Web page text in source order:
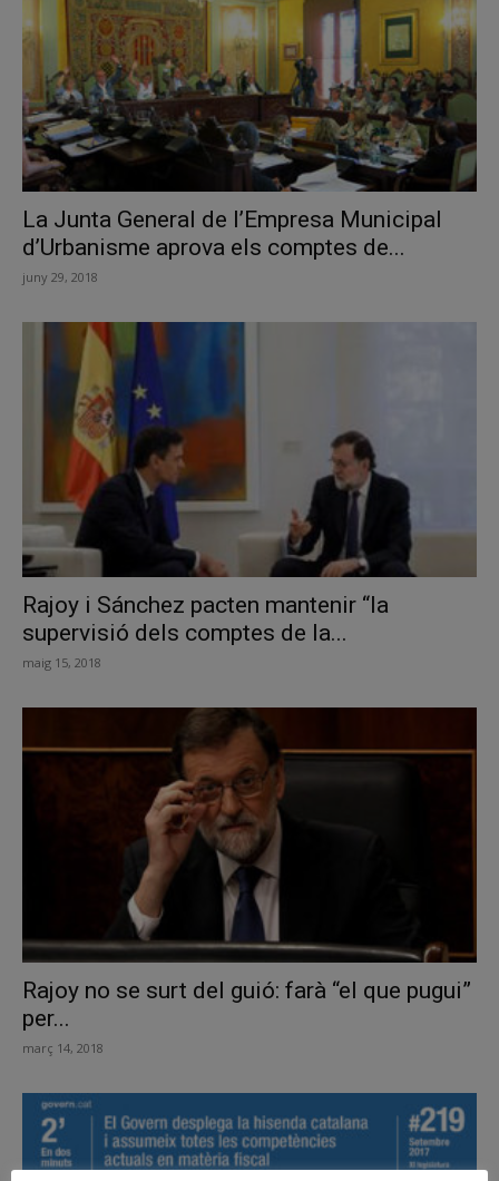
La Junta General de l’Empresa Municipal
d’Urbanisme aprova els comptes de...
juny 29, 2018
Rajoy i Sánchez pacten mantenir “la
supervisió dels comptes de la...
maig 15, 2018
Rajoy no se surt del guió: farà “el que pugui”
per...
març 14, 2018